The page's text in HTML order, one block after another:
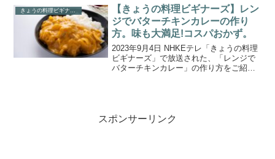
「スクランブルツナたま丼」と「巣ごも
り卵」の２品を学び...
【きょうの料理ビギナーズ】レン
ジでバターチキンカレーの作り
方。味も大満足!コスパおかず。
2023年9月4日 NHKEテレ「きょうの料理
ビギナーズ」で放送された、「レンジで
バターチキンカレー」の作り方をご紹介
スポンサーリンク